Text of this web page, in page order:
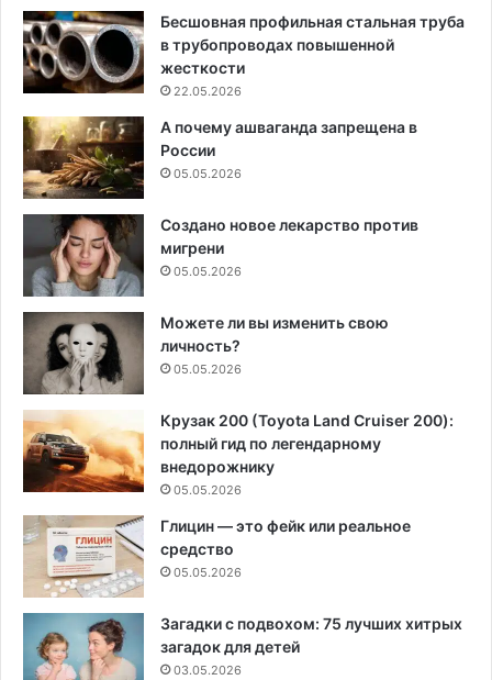
Бесшовная профильная стальная труба
в трубопроводах повышенной
жесткости
22.05.2026
А почему ашваганда запрещена в
России
05.05.2026
Создано новое лекарство против
мигрени
05.05.2026
Можете ли вы изменить свою
личность?
05.05.2026
Крузак 200 (Toyota Land Cruiser 200):
полный гид по легендарному
внедорожнику
05.05.2026
Глицин — это фейк или реальное
средство
05.05.2026
Загадки с подвохом: 75 лучших хитрых
загадок для детей
03.05.2026